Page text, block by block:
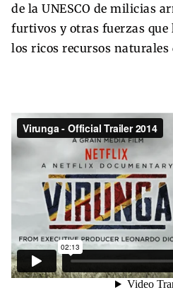
de la UNESCO de milicias
furtivos y otras fuerzas
los ricos recursos naturales